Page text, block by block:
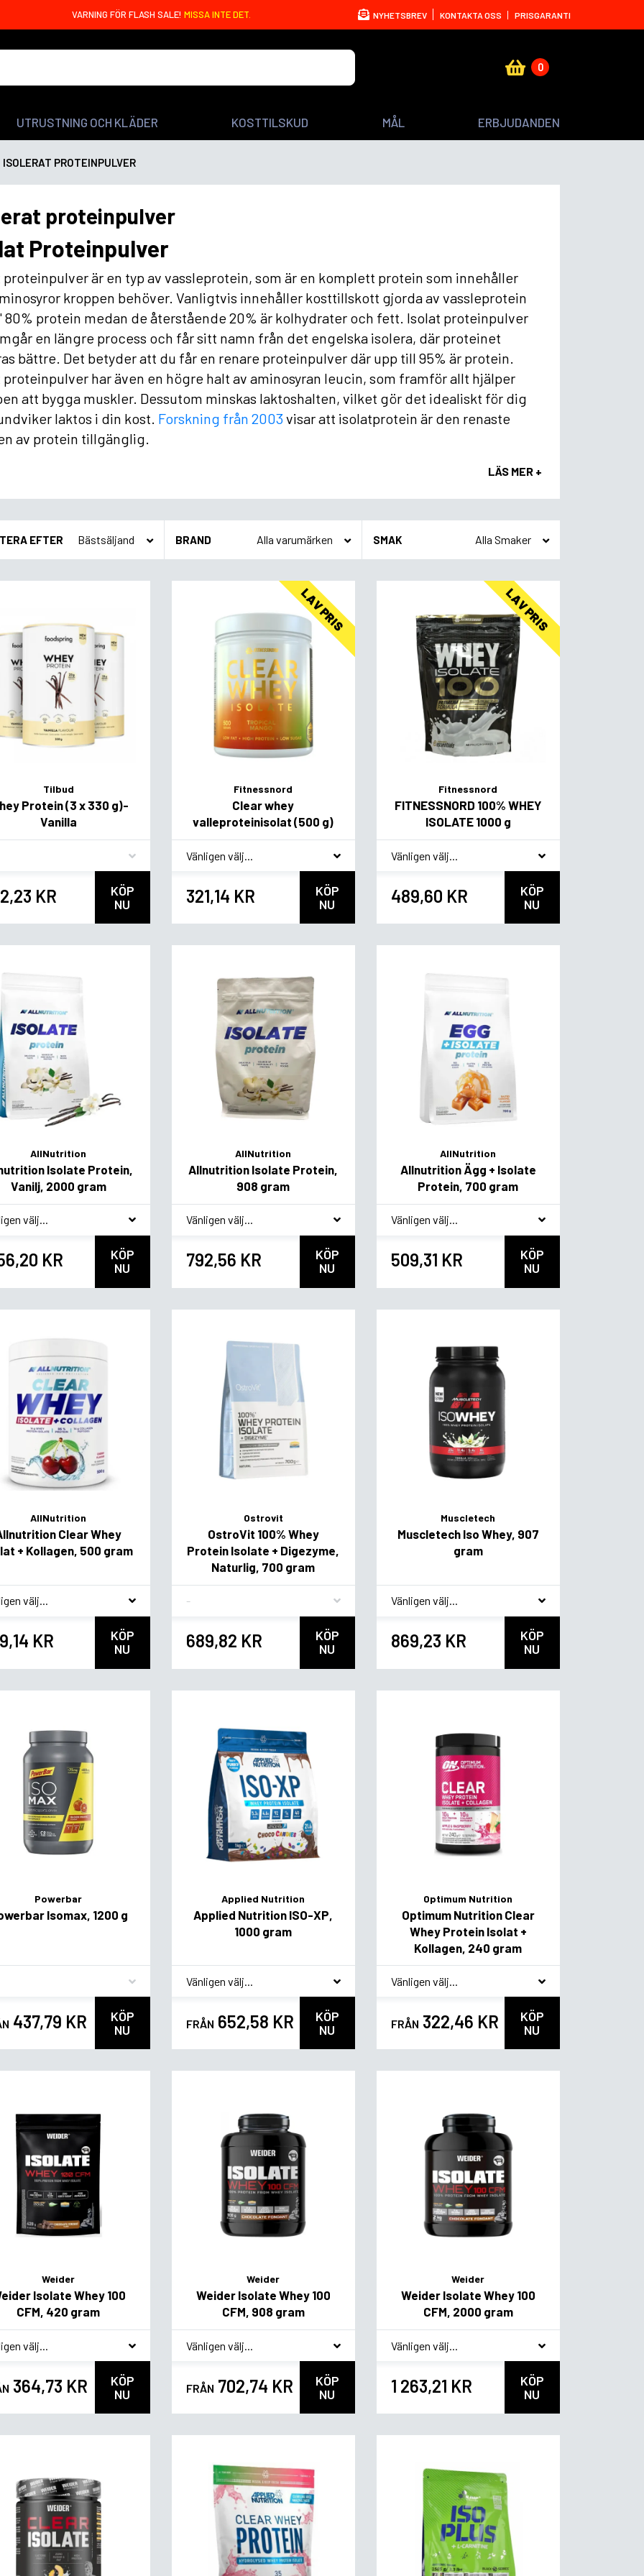
VARNING FÖR FLASH SALE! MISSA INTE DET. NYHETSBREV KONTAKTA OSS PRISGARANTI
0
UTRUSTNING OCH KLÄDER KOSTTILSKUD MÅL ERBJUDANDEN
ISOLERAT PROTEINPULVER
proteinpulver
Proteinpulver
proteinpulver är en typ av vassleprotein, som är en komplett protein som innehåller
kroppen behöver. Vanligtvis innehåller kosttillskott gjorda av vassleprotein
80% protein medan de återstående 20% är kolhydrater och fett. Isolat proteinpulver
en längre process och får sitt namn från det engelska isolera, där proteinet
bättre. Det betyder att du får en renare proteinpulver där upp till 95% är protein.
proteinpulver har även en högre halt av aminosyran leucin, som framför allt hjälper
att bygga muskler. Dessutom minskas laktoshalten, vilket gör det idealiskt för dig
laktos i din kost. Forskning från 2003visar att isolatprotein är den renaste
av protein tillgänglig.
LÄS MER +
EFTER BRAND SMAK
Tilbud
Protein (3 x 330 g)-
Vanilla
KR
KÖP
NU
LAV PRIS
Fitnessnord
Clear whey
valleproteinisolat (500 g)
* Smagsvariant
321,14 KR
KÖP
NU
LAV PRIS
Fitnessnord
FITNESSNORD 100% WHEY
ISOLATE 1000 g
* Smagsvariant
489,60 KR
KÖP
NU
AllNutrition
Isolate Protein,
Vanilj, 2000 gram
KR
KÖP
NU
AllNutrition
Allnutrition Isolate Protein,
908 gram
* Smakvariant
792,56 KR
KÖP
NU
AllNutrition
Allnutrition Ägg + Isolate
Protein, 700 gram
* Smakvariant
509,31 KR
KÖP
NU
AllNutrition
Clear Whey
+ Kollagen, 500 gram
KR
KÖP
NU
Ostrovit
OstroVit 100% Whey
Protein Isolate + Digezyme,
Naturlig, 700 gram
689,82 KR
KÖP
NU
Muscletech
Muscletech Iso Whey, 907
gram
* Smakvariant
869,23 KR
KÖP
NU
Powerbar
Isomax, 1200 g
437,79 KR
KÖP
NU
Applied Nutrition
Applied Nutrition ISO-XP,
1000 gram
* Smakvariant
FRÅN 652,58 KR
KÖP
NU
Optimum Nutrition
Optimum Nutrition Clear
Whey Protein Isolat +
Kollagen, 240 gram
* Smakvariant
FRÅN 322,46 KR
KÖP
NU
Weider
Isolate Whey 100
CFM, 420 gram
364,73 KR
KÖP
NU
Weider
Weider Isolate Whey 100
CFM, 908 gram
* Smakvariant
FRÅN 702,74 KR
KÖP
NU
Weider
Weider Isolate Whey 100
CFM, 2000 gram
* Smakvariant
1 263,21 KR
KÖP
NU